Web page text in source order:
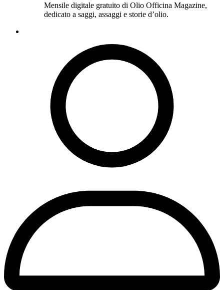
Mensile digitale gratuito di Olio Officina Magazine,
dedicato a saggi, assaggi e storie d’olio.